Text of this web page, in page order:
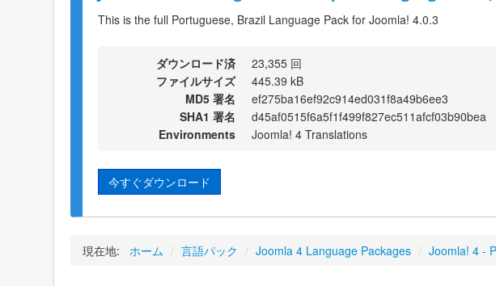
This is the full Portuguese, Brazil Language Pack for Joomla! 4.0.3
ダウンロード済
23,355 回
ファイルサイズ
445.39 kB
MD5 署名
ef275ba16ef92c914ed031f8a49b6ee3
SHA1 署名
d45af0515f6a5f1f499f827ec511afcf03b90bea
Environments
Joomla! 4 Translations
今すぐダウンロード
現在地: ホーム / 言語パック / Joomla 4 Language Packages / Joomla! 4 -